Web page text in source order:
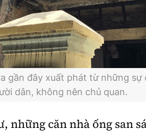
gần đây xuất phát từ những sự
dân, không nên chủ quan.
những căn nhà ống san